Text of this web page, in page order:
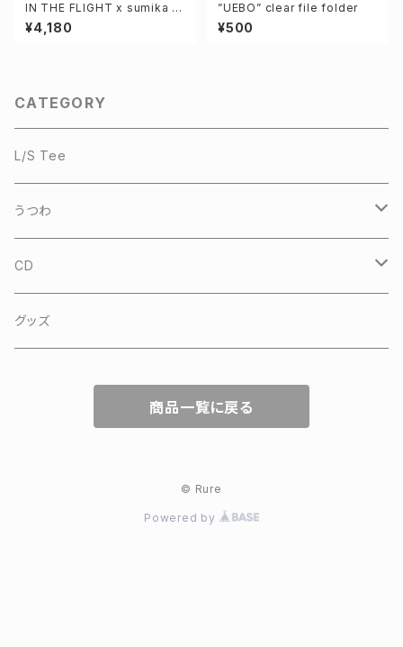
IN THE FLIGHT x sumika IN
THE FLIGHT Tシャツ
¥4,180
”UEBO” clear file folder
¥500
CATEGORY
L/S Tee
うつわ
沖縄 やちむん
CD
sankara
グッズ
商品一覧に戻る
© Rure
Powered by